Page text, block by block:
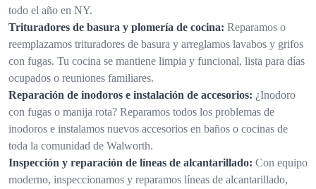
todo el año en NY.
Trituradores de basura y plomería de cocina: Reparamos o
reemplazamos trituradores de basura y arreglamos lavabos y grifos
con fugas. Tu cocina se mantiene limpia y funcional, lista para días
ocupados o reuniones familiares.
Reparación de inodoros e instalación de accesorios: ¿Inodoro
con fugas o manija rota? Reparamos todos los problemas de
inodoros e instalamos nuevos accesorios en baños o cocinas de
toda la comunidad de Walworth.
Inspección y reparación de líneas de alcantarillado: Con equipo
moderno, inspeccionamos y reparamos líneas de alcantarillado,